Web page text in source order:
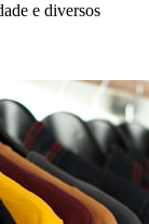
e diversos